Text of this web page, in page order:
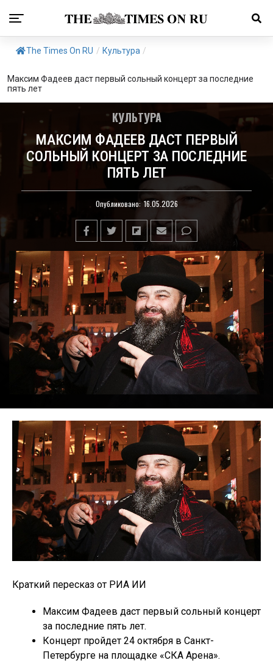
The Times On RU / Культура /
Максим Фадеев даст первый сольный концерт за последние
пять лет
КУЛЬТУРА
МАКСИМ ФАДЕЕВ ДАСТ ПЕРВЫЙ
СОЛЬНЫЙ КОНЦЕРТ ЗА ПОСЛЕДНИЕ
ПЯТЬ ЛЕТ
Опубликовано: 16.05.2026
Краткий пересказ от РИА ИИ
Максим Фадеев даст первый сольный концерт
за последние пять лет.
Концерт пройдет 24 октября в Санкт-
Петербурге на площадке «СКА Арена».